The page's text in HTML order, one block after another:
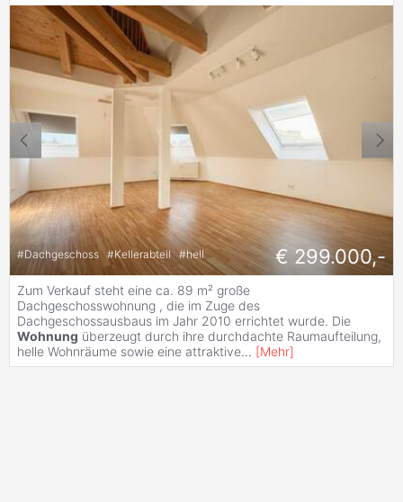
#Dachgeschoss #Kellerabteil #hell € 299.000,-
Zum Verkauf steht eine ca. 89 m² große
Dachgeschosswohnung , die im Zuge des
Dachgeschossausbaus im Jahr 2010 errichtet wurde. Die
Wohnung überzeugt durch ihre durchdachte Raumaufteilung,
helle Wohnräume sowie eine attraktive... [Mehr]